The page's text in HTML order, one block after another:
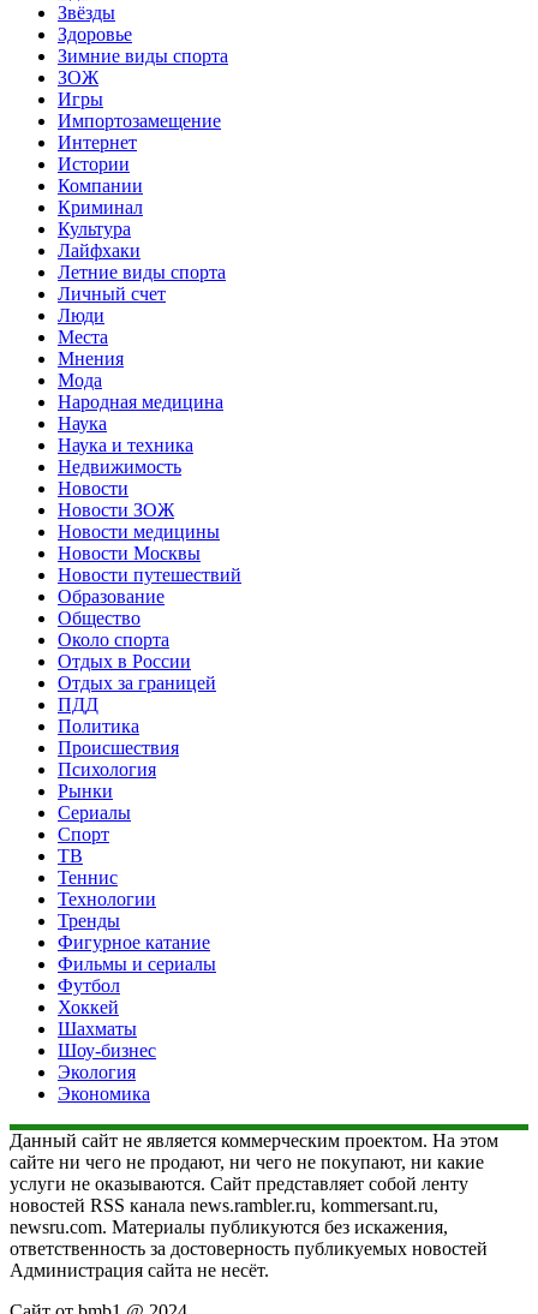
Звёзды
Здоровье
Зимние виды спорта
ЗОЖ
Игры
Импортозамещение
Интернет
Истории
Компании
Криминал
Культура
Лайфхаки
Летние виды спорта
Личный счет
Люди
Места
Мнения
Мода
Народная медицина
Наука
Наука и техника
Недвижимость
Новости
Новости ЗОЖ
Новости медицины
Новости Москвы
Новости путешествий
Образование
Общество
Около спорта
Отдых в России
Отдых за границей
ПДД
Политика
Происшествия
Психология
Рынки
Сериалы
Спорт
ТВ
Теннис
Технологии
Тренды
Фигурное катание
Фильмы и сериалы
Футбол
Хоккей
Шахматы
Шоу-бизнес
Экология
Экономика
Данный сайт не является коммерческим проектом. На этом
сайте ни чего не продают, ни чего не покупают, ни какие
услуги не оказываются. Сайт представляет собой ленту
новостей RSS канала news.rambler.ru, kommersant.ru,
newsru.com. Материалы публикуются без искажения,
ответственность за достоверность публикуемых новостей
Администрация сайта не несёт.